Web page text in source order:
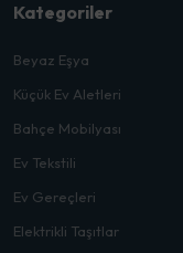
Kategoriler
Beyaz Eşya
Küçük Ev Aletleri
Bahçe Mobilyası
Ev Tekstili
Ev Gereçleri
Elektrikli Taşıtlar